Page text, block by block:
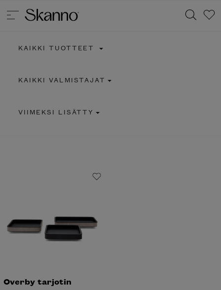
KAIKKI TUOTTEET
KAIKKI VALMISTAJAT
VIIMEKSI LISÄTTY
Overby tarjotin